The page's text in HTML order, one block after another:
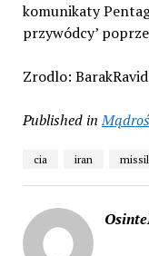
komunikaty
przywódcy’
Zrodlo:
Published in
cia iran